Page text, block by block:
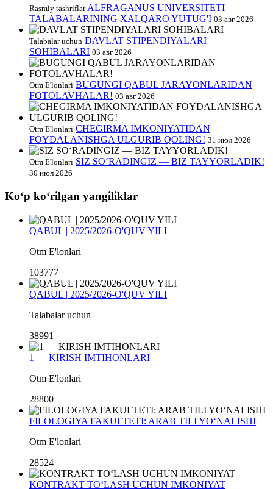
Rasmiy tashriflar ALFRAGANUS UNIVERSITETI
TALABALARINING XALQARO YUTUG'I 03 авг 2026
Talabalar uchun DAVLAT STIPENDIYALARI
SOHIBALARI 03 авг 2026
Otm E'lonlari BUGUNGI QABUL JARAYONLARIDAN
FOTOLAVHALAR! 03 авг 2026
Otm E'lonlari CHEGIRMA IMKONIYATIDAN
FOYDALANISHGA ULGURIB QOLING! 31 июл 2026
Otm E'lonlari SIZ SO‘RADINGIZ — BIZ TAYYORLADIK!
30 июл 2026
Koʻp koʻrilgan yangiliklar
QABUL | 2025/2026-O'QUV YILI
Otm E'lonlari
103777
QABUL | 2025/2026-O'QUV YILI
Talabalar uchun
38991
1 — KIRISH IMTIHONLARI
Otm E'lonlari
28800
FILOLOGIYA FAKULTETI: ARAB TILI YO‘NALISHI
Otm E'lonlari
28524
KONTRAKT TO‘LASH UCHUN IMKONIYAT